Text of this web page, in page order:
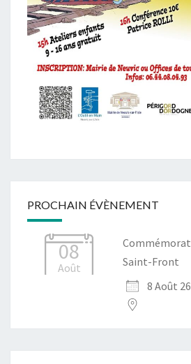
PROCHAIN ÉVÈNEMENT
08
Août
Saint-Front
8 Août 26